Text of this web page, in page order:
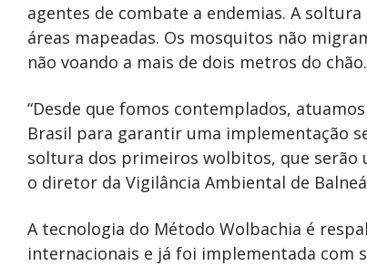
agentes de combate a endemias. A
áreas mapeadas. Os mosquitos não
não voando a mais de dois metros do chão.
“Desde que fomos contemplados,
Brasil para garantir uma implementação
soltura dos primeiros wolbitos, que serão
o diretor da Vigilância Ambiental de
A tecnologia do Método Wolbachia é
internacionais e já foi implementada com